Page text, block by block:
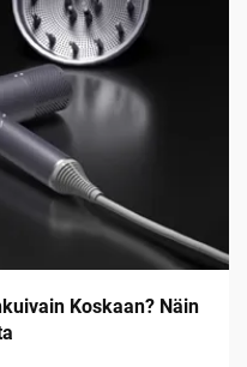
Koskaan? Näin